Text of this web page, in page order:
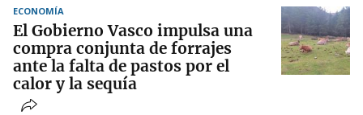
ECONOMÍA
El Gobierno Vasco impulsa una
compra conjunta de forrajes
ante la falta de pastos por el
calor y la sequía